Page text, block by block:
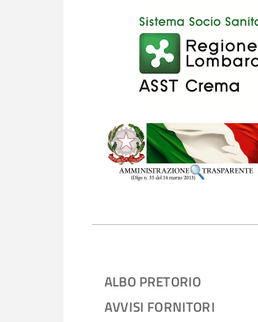
ALBO PRETORIO
AVVISI FORNITORI